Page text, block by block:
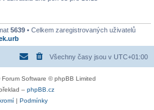
5639 • Celkem zaregistrovaných uživatelů
Všechny časy jsou v UTC+01:00
Forum Software © phpBB Limited
– phpBB.cz
| Podmínky